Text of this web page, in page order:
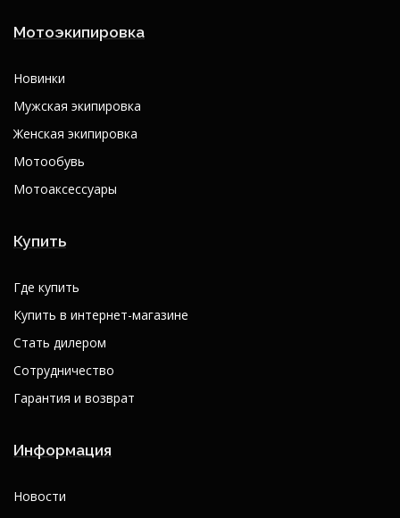
Мотоэкипировка
Новинки
Мужская экипировка
Женская экипировка
Мотообувь
Мотоаксессуары
Купить
Где купить
Купить в интернет-магазине
Стать дилером
Сотрудничество
Гарантия и возврат
Информация
Новости